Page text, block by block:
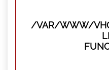
/VAR/WWW/